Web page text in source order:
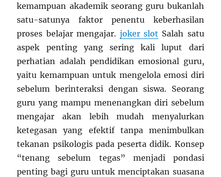
kemampuan akademik seorang guru bukanlah
satu-satunya faktor penentu keberhasilan
proses belajar mengajar. joker slot Salah satu
aspek penting yang sering kali luput dari
perhatian adalah pendidikan emosional guru,
yaitu kemampuan untuk mengelola emosi diri
sebelum berinteraksi dengan siswa. Seorang
guru yang mampu menenangkan diri sebelum
mengajar akan lebih mudah menyalurkan
ketegasan yang efektif tanpa menimbulkan
tekanan psikologis pada peserta didik. Konsep
“tenang sebelum tegas” menjadi pondasi
penting bagi guru untuk menciptakan suasana